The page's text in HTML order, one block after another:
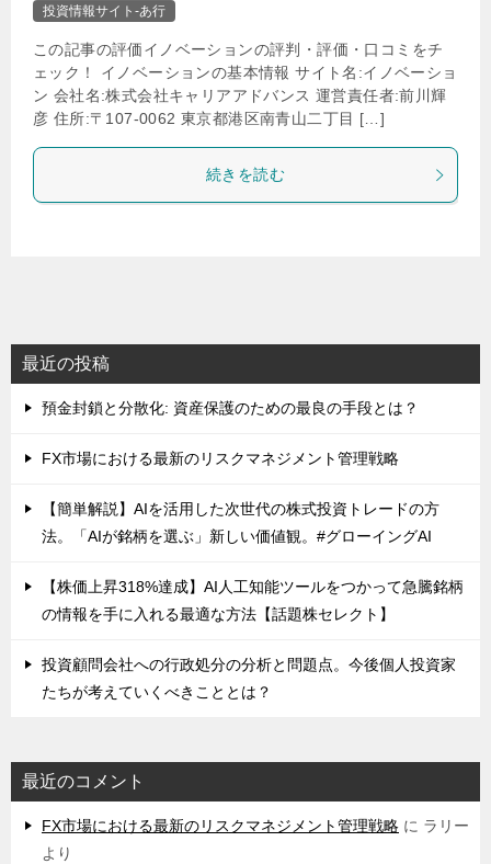
投資情報サイト-あ行
この記事の評価イノベーションの評判・評価・口コミをチ
ェック！ イノベーションの基本情報 サイト名:イノベーショ
ン 会社名:株式会社キャリアアドバンス 運営責任者:前川輝
彦 住所:〒107-0062 東京都港区南青山二丁目 […]
続きを読む
最近の投稿
預金封鎖と分散化: 資産保護のための最良の手段とは？
FX市場における最新のリスクマネジメント管理戦略
【簡単解説】AIを活用した次世代の株式投資トレードの方
法。「AIが銘柄を選ぶ」新しい価値観。#グローイングAI
【株価上昇318%達成】AI人工知能ツールをつかって急騰銘柄
の情報を手に入れる最適な方法【話題株セレクト】
投資顧問会社への行政処分の分析と問題点。今後個人投資家
たちが考えていくべきこととは？
最近のコメント
FX市場における最新のリスクマネジメント管理戦略 に ラリー
より